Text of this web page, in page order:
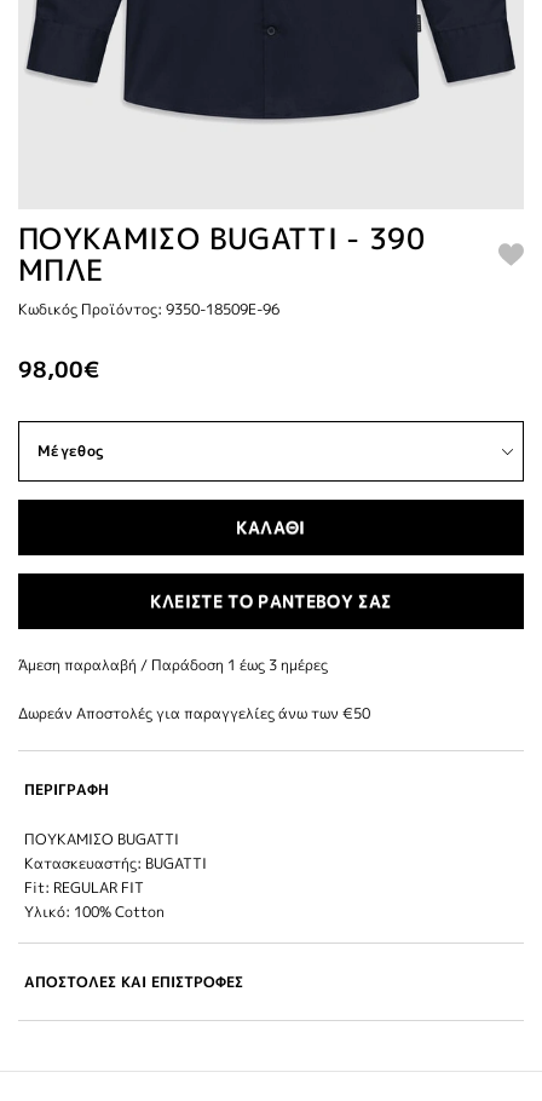
ΠΟΥΚΑΜΙΣΟ BUGATTI - 390
ΜΠΛΕ
Κωδικός Προϊόντος: 9350-18509E-96
98,00€
ΚΑΛΑΘΙ
ΚΛΕΙΣΤΕ ΤΟ ΡΑΝΤΕΒΟΥ ΣΑΣ
Άμεση παραλαβή / Παράδoση 1 έως 3 ημέρες
Δωρεάν Αποστολές για παραγγελίες άνω των €50
ΠΕΡΙΓΡΑΦΗ
ΠΟΥΚΑΜΙΣΟ BUGATTI
Κατασκευαστής: BUGATTI
Fit: REGULAR FIT
Υλικό: 100% Cotton
ΑΠΟΣΤΟΛΕΣ ΚΑΙ ΕΠΙΣΤΡΟΦΕΣ